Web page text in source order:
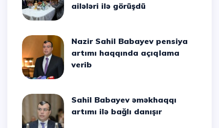
ailələri ilə görüşdü
Nazir Sahil Babayev pensiya
artımı haqqında açıqlama
verib
Sahil Babayev əməkhaqqı
artımı ilə bağlı danışır